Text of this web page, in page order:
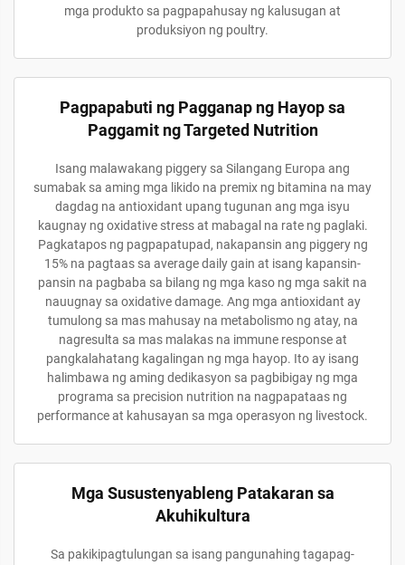
mga produkto sa pagpapahusay ng kalusugan at
produksiyon ng poultry.
Pagpapabuti ng Pagganap ng Hayop sa
Paggamit ng Targeted Nutrition
Isang malawakang piggery sa Silangang Europa ang
sumabak sa aming mga likido na premix ng bitamina na may
dagdag na antioxidant upang tugunan ang mga isyu
kaugnay ng oxidative stress at mabagal na rate ng paglaki.
Pagkatapos ng pagpapatupad, nakapansin ang piggery ng
15% na pagtaas sa average daily gain at isang kapansin-
pansin na pagbaba sa bilang ng mga kaso ng mga sakit na
nauugnay sa oxidative damage. Ang mga antioxidant ay
tumulong sa mas mahusay na metabolismo ng atay, na
nagresulta sa mas malakas na immune response at
pangkalahatang kagalingan ng mga hayop. Ito ay isang
halimbawa ng aming dedikasyon sa pagbibigay ng mga
programa sa precision nutrition na nagpapataas ng
performance at kahusayan sa mga operasyon ng livestock.
Mga Susustenyableng Patakaran sa
Akuhikultura
Sa pakikipagtulungan sa isang pangunahing tagapag-